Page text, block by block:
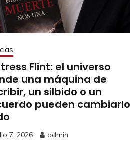
Flint: el universo
una máquina de
un silbido o un
pueden cambiarlo
7, 2026 admin